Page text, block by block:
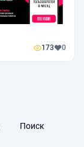
173 0
Поиск